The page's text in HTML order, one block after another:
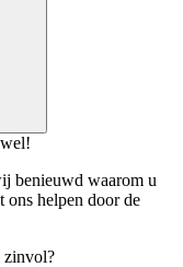
benieuwd waarom u
helpen door de
zinvol?